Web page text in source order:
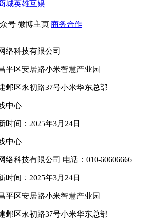
城英雄互娱
号 微博主页 商务合作
络科技有限公司
平区安居路小米智慧产业园
邺区永初路37号小米华东总部
中心
时间：2025年3月24日
中心
络科技有限公司 电话：010-60606666
时间：2025年3月24日
平区安居路小米智慧产业园
邺区永初路37号小米华东总部